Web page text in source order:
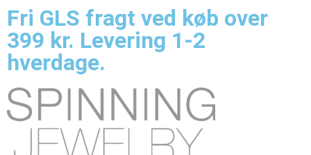
Fri GLS fragt ved køb over
399 kr. Levering 1-2
hverdage.